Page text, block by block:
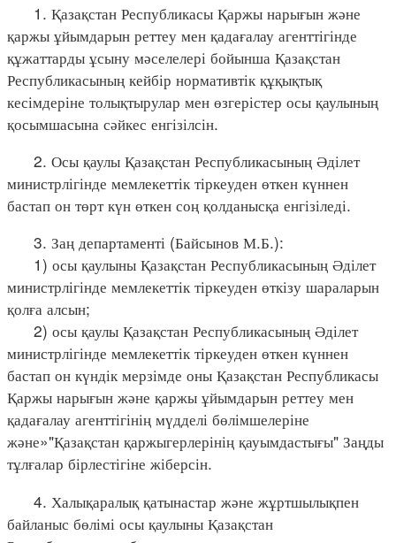
1. Қазақстан Республикасы Қаржы нарығын және
қаржы ұйымдарын реттеу мен қадағалау агенттігінде
құжаттарды ұсыну мәселелері бойынша Қазақстан
Республикасының кейбір нормативтік құқықтық
кесімдеріне толықтырулар мен өзгерістер осы қаулының
қосымшасына сәйкес енгізілсін.
2. Осы қаулы Қазақстан Республикасының Әділет
министрлігінде мемлекеттік тіркеуден өткен күннен
бастап он төрт күн өткен соң қолданысқа енгізіледі.
3. Заң департаменті (Байсынов М.Б.):
1) осы қаулыны Қазақстан Республикасының Әділет
министрлігінде мемлекеттік тіркеуден өткізу шараларын
қолға алсын;
2) осы қаулы Қазақстан Республикасының Әділет
министрлігінде мемлекеттік тіркеуден өткен күннен
бастап он күндік мерзімде оны Қазақстан Республикасы
Қаржы нарығын және қаржы ұйымдарын реттеу мен
қадағалау агенттігінің мүдделі бөлімшелеріне
және»"Қазақстан қаржыгерлерінің қауымдастығы" Заңды
тұлғалар бірлестігіне жіберсін.
4. Халықаралық қатынастар және жұртшылықпен
байланыс бөлімі осы қаулыны Қазақстан